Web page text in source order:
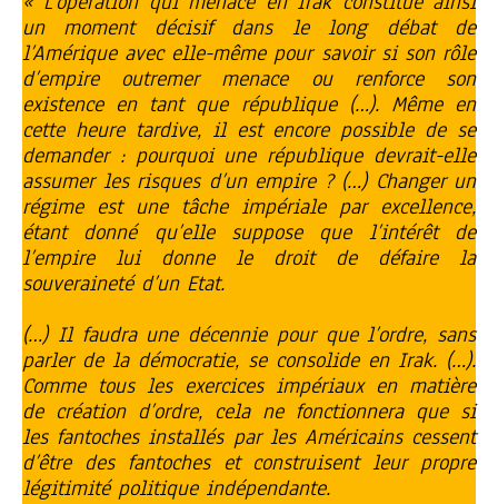
un moment décisif dans le long débat de
l’Amérique avec elle-même pour savoir si son rôle
d’empire outremer menace ou renforce son
existence en tant que république (…). Même en
cette heure tardive, il est encore possible de se
demander : pourquoi une république devrait-elle
assumer les risques d’un empire ? (…) Changer un
régime est une tâche impériale par excellence,
étant donné qu’elle suppose que l’intérêt de
l’empire lui donne le droit de défaire la
souveraineté d’un Etat.
(…) Il faudra une décennie pour que l’ordre, sans
parler de la démocratie, se consolide en Irak. (…).
Comme tous les exercices impériaux en matière
de création d’ordre, cela ne fonctionnera que si
les fantoches installés par les Américains cessent
d’être des fantoches et construisent leur propre
légitimité politique indépendante.